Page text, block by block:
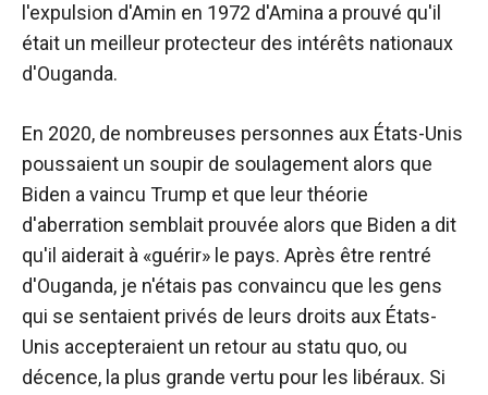
l'expulsion d'Amin en 1972 d'Amina a prouvé qu'il
était un meilleur protecteur des intérêts nationaux
d'Ouganda.
En 2020, de nombreuses personnes aux États-Unis
poussaient un soupir de soulagement alors que
Biden a vaincu Trump et que leur théorie
d'aberration semblait prouvée alors que Biden a dit
qu'il aiderait à «guérir» le pays. Après être rentré
d'Ouganda, je n'étais pas convaincu que les gens
qui se sentaient privés de leurs droits aux États-
Unis accepteraient un retour au statu quo, ou
décence, la plus grande vertu pour les libéraux. Si